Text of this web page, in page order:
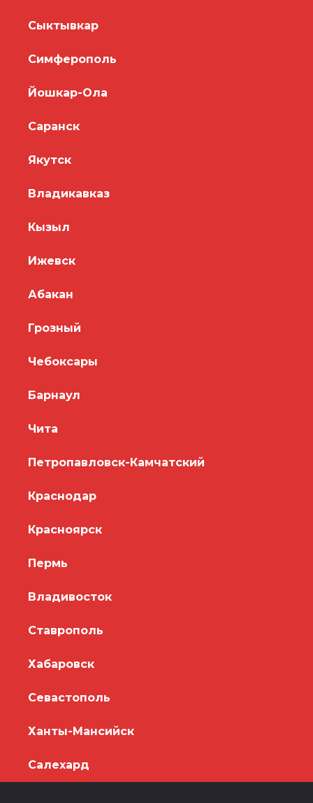
Сыктывкар
Симферополь
Йошкар-Ола
Саранск
Якутск
Владикавказ
Кызыл
Ижевск
Абакан
Грозный
Чебоксары
Барнаул
Чита
Петропавловск-Камчатский
Краснодар
Красноярск
Пермь
Владивосток
Ставрополь
Хабаровск
Севастополь
Ханты-Мансийск
Салехард